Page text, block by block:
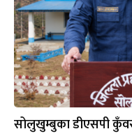
सोलुखुम्बुका डीएसपी